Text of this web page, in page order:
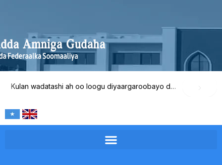
content
Kulan wadatashi ah oo loogu diyaargaroobayo dib-u-eegista waxqabadka Wasaaradda Amniga Gudaha